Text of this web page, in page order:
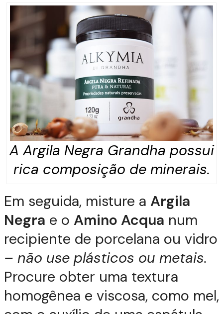
A Argila Negra Grandha possui
rica composição de minerais.
Em seguida, misture a Argila
Negra e o Amino Acqua num
recipiente de porcelana ou vidro
– não use plásticos ou metais.
Procure obter uma textura
homogênea e viscosa, como mel,